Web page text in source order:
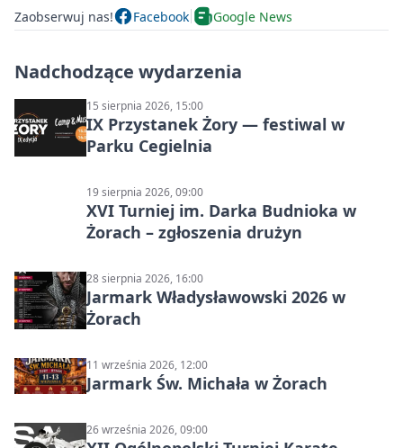
Zaobserwuj nas! Facebook Google News
Nadchodzące wydarzenia
15 sierpnia 2026, 15:00
IX Przystanek Żory — festiwal w
Parku Cegielnia
19 sierpnia 2026, 09:00
XVI Turniej im. Darka Budnioka w
Żorach – zgłoszenia drużyn
28 sierpnia 2026, 16:00
Jarmark Władysławowski 2026 w
Żorach
11 września 2026, 12:00
Jarmark Św. Michała w Żorach
26 września 2026, 09:00